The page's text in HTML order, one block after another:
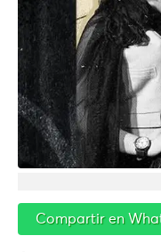
Compartir en